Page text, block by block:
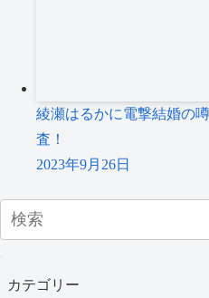
綾瀬はるかに電撃結婚の
査！
2023年9月26日
カテゴリー